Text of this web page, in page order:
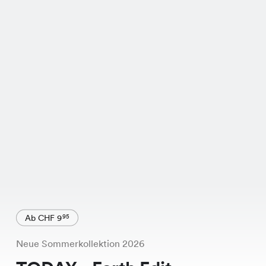
Ab CHF 995
Neue Sommerkollektion 2026